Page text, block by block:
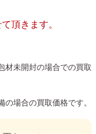
頂きます。
材未開封の場合での買取
場合の買取価格です。